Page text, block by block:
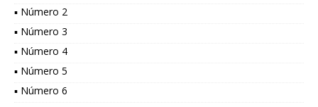
▪ Número 2
▪ Número 3
▪ Número 4
▪ Número 5
▪ Número 6